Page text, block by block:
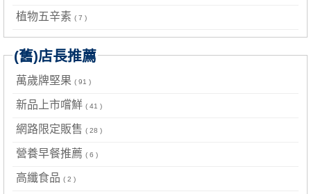
植物五辛素 ( 7 )
(舊)店長推薦
萬歲牌堅果 ( 91 )
新品上市嚐鮮 ( 41 )
網路限定販售 ( 28 )
營養早餐推薦 ( 6 )
高纖食品 ( 2 )